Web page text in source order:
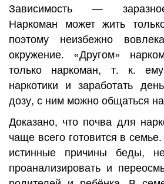
Зависимость —
Наркоман может жить
поэтому неизбежно
окружение. «Другом»
только наркоман, т. к.
наркотики и заработать
дозу, с ним можно общаться
Доказано, что почва для
чаще всего готовится в
истинные причины беды,
проанализировать и